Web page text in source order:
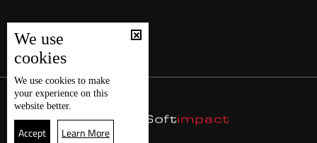
We use
cookies
We use cookies to make
your experience on this
website better.
Accept Learn More